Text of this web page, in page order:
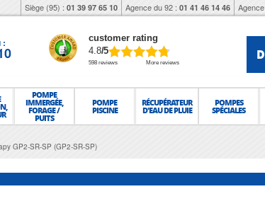
Siège (95) : 01 39 97 65 10 Agence du 92 : 01 41 46 14 46
: customer rating
4.8/5
598 reviews More reviews
POMPE
IMMERGÉE,
FORAGE /
PUITS
POMPE
PISCINE
RÉCUPÉRATEUR
D'EAU DE PLUIE
POMPES
SPÉCIALES
GP2-SR-SP (GP2-SR-SP)